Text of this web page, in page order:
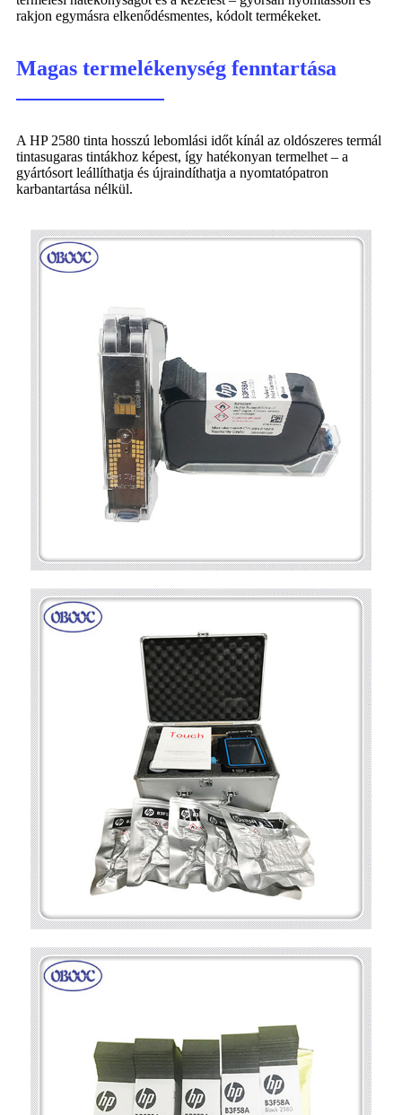
rakjon egymásra elkenődésmentes, kódolt termékeket.
Magas termelékenység fenntartása
A HP 2580 tinta hosszú lebomlási időt kínál az oldószeres termál
tintasugaras tintákhoz képest, így hatékonyan termelhet – a
gyártósort leállíthatja és újraindíthatja a nyomtatópatron
karbantartása nélkül.